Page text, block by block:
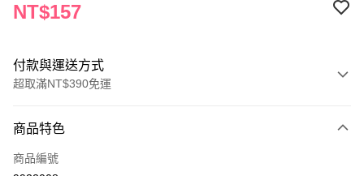
NT$157
付款與運送方式
超取滿NT$390免運
POYA支付
信用卡一次付款
商品特色
商品編號